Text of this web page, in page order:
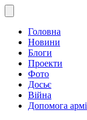
Головна
Новини
Блоги
Проекти
Фото
Досьє
Війна
Допомога